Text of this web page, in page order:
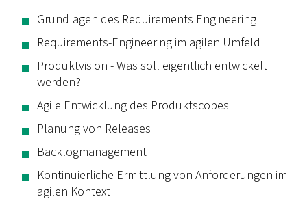
Grundlagen des Requirements Engineering
Requirements-Engineering im agilen Umfeld
Produktvision - Was soll eigentlich entwickelt
werden?
Agile Entwicklung des Produktscopes
Planung von Releases
Backlogmanagement
Kontinuierliche Ermittlung von Anforderungen im
agilen Kontext